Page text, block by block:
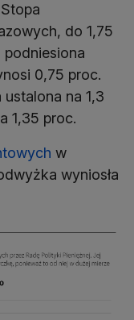
do 1,75
podniesiona
0,75 proc.
na 1,3
1,35 proc.
w
wyniosła